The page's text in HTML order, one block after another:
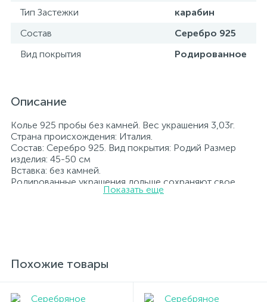
Тип Застежки
карабин
Состав
Серебро 925
Вид покрытия
Родированное
Описание
Колье 925 пробы без камней. Вес украшения 3,03г.
Страна происхождения: Италия.
Состав: Серебро 925. Вид покрытия: Родий Размер
изделия: 45-50 см
Вставка: без камней.
Родированные украшения дольше сохраняют свое
первоначальное состояние, а именно цвет и блеск
прилагаются бирка с указанием всех
параметров.*Цвета изделий на сайте могут
особенностей цветопередачи экрана
Показать еще
Похожие товары